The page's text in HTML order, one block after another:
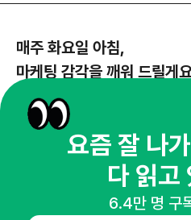
매주 화요일 아침,
마케팅 감각을 깨워 드릴게
뉴스레터 구독하기
요즘 잘 나
다 읽고
6.4만 명 구